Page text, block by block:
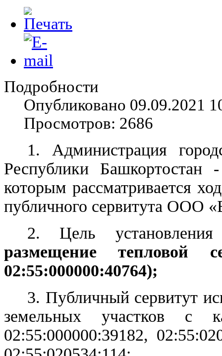
Подробности
Опубликовано 09.09.2021
Просмотров: 2686
1. Администрация
Республики Башкортостан
которым рассматривается
публичного сервитута ООО
2. Цель установления
размещение
02:55:000000:40764);
3. Публичный сервитут
земельных участков с
02:55:000000:39182,